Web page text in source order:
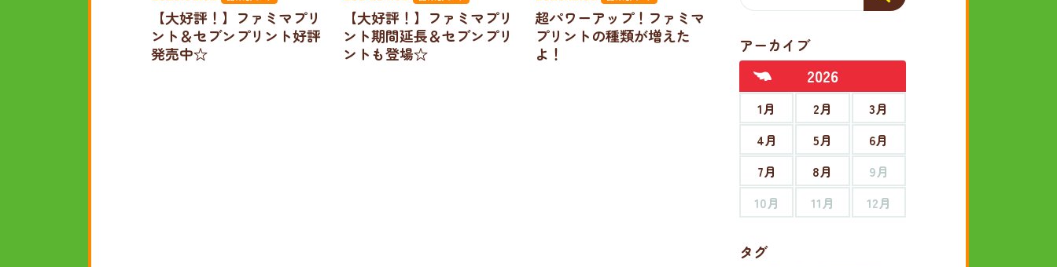
【大好評！】ファミマプリ
ント＆セブンプリント好評
発売中☆
【大好評！】ファミマプリ
ント期間延長＆セブンプリ
ントも登場☆
超パワーアップ！ファミマ
プリントの種類が増えた
よ！
アーカイブ
2026
1月 2月
3月
4月
5月
6月
7月
8月
9月
10月
11月 12月
タグ